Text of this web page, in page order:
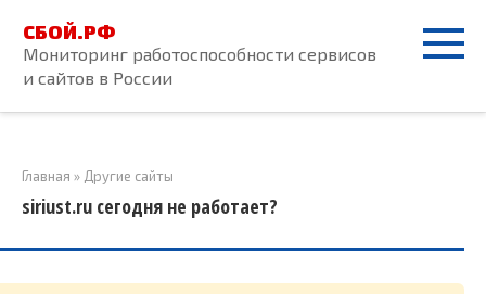
контенту
СБОЙ.РФ
Мониторинг работоспособности сервисов
и сайтов в России
Главная » Другие сайты
siriust.ru сегодня не работает?